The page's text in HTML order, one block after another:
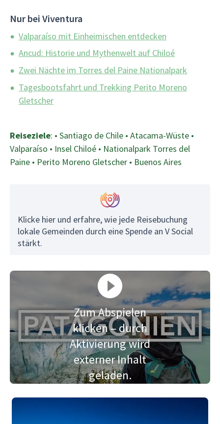
Nur bei Viventura
Valparaíso mit Einheimischen entdecken
Ancud: Historie und Mythenwelt auf Chiloé
Zwei Nächte im Torres del Paine Nationalpark
Tagesbootsfahrt und Trekking Perito Moreno
Gletscher
Reiseziele: • Santiago de Chile • Atacama-Wüste •
Valparaíso • Insel Chiloé • Nationalpark Torres del
Paine • Perito Moreno Gletscher • Buenos Aires
Klicke hier und erfahre, wie jede Reisebuchung
lokale Gemeinden durch eine Spende an V Social
stärkt.
Zum Abspielen
klicken – durch
Aktivierung wird
externer Inhalt
geladen.